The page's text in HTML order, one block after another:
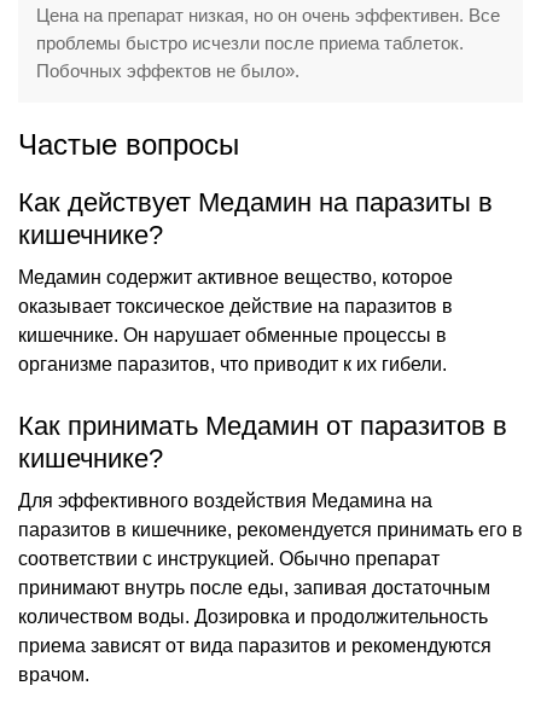
Цена на препарат низкая, но он очень эффективен. Все
проблемы быстро исчезли после приема таблеток.
Побочных эффектов не было».
Частые вопросы
Как действует Медамин на паразиты в
кишечнике?
Медамин содержит активное вещество, которое
оказывает токсическое действие на паразитов в
кишечнике. Он нарушает обменные процессы в
организме паразитов, что приводит к их гибели.
Как принимать Медамин от паразитов в
кишечнике?
Для эффективного воздействия Медамина на
паразитов в кишечнике, рекомендуется принимать его в
соответствии с инструкцией. Обычно препарат
принимают внутрь после еды, запивая достаточным
количеством воды. Дозировка и продолжительность
приема зависят от вида паразитов и рекомендуются
врачом.